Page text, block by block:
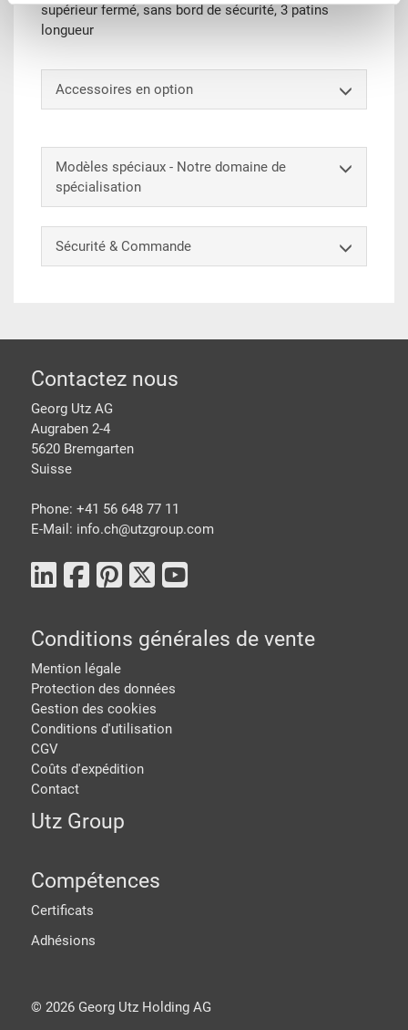
supérieur fermé, sans bord de sécurité, 3 patins
longueur
Accessoires en option
Modèles spéciaux - Notre domaine de
spécialisation
Sécurité & Commande
pied de page
Contactez nous
Georg Utz AG
Augraben 2-4
5620 Bremgarten
Suisse
Phone: +41 56 648 77 11
E-Mail: info.ch@utzgroup.com
Conditions générales de vente
Mention légale
Protection des données
Gestion des cookies
Conditions d'utilisation
CGV
Coûts d'expédition
Contact
Utz Group
Compétences
Certificats
Adhésions
© 2026Georg Utz Holding AG